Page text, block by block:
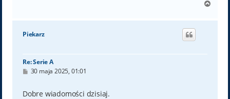
g
Piekarz
Re: Serie A
P
t
30 maja 2025, 01:01
Dobre wiadomości dzisiaj.